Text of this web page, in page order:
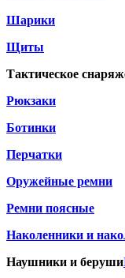
Шарики
Щиты
Тактическое
Рюкзаки
Ботинки
Перчатки
Оружейные ремни
Ремни поясные
Наколенники и
Наушники и беруши